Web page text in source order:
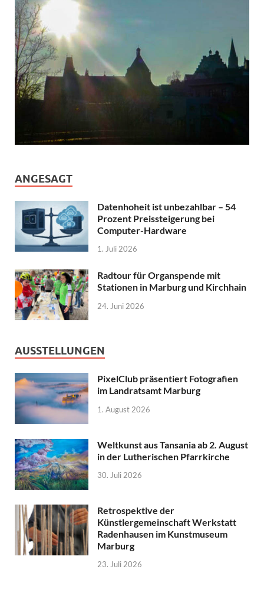
ANGESAGT
Datenhoheit ist unbezahlbar – 54
Prozent Preissteigerung bei
Computer-Hardware
1. Juli 2026
Radtour für Organspende mit
Stationen in Marburg und Kirchhain
24. Juni 2026
AUSSTELLUNGEN
PixelClub präsentiert Fotografien
im Landratsamt Marburg
1. August 2026
Weltkunst aus Tansania ab 2. August
in der Lutherischen Pfarrkirche
30. Juli 2026
Retrospektive der
Künstlergemeinschaft Werkstatt
Radenhausen im Kunstmuseum
Marburg
23. Juli 2026